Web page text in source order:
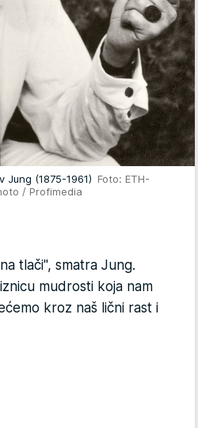
Jung (1875-1961) Foto: ETH-
/ Profimedia
tlači", smatra Jung.
mudrosti koja nam
kroz naš lični rast i